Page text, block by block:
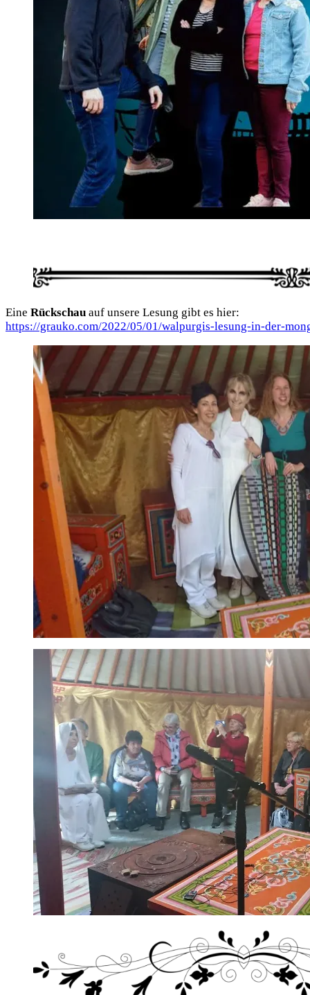
Eine Rück­schau auf unse­re Lesung gibt es hier:
https://grauko.com/2022/05/01/walpurgis-lesung-in-der-